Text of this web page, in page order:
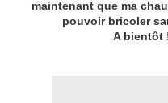
maintenant que ma
pouvoir bricoler
A bientôt